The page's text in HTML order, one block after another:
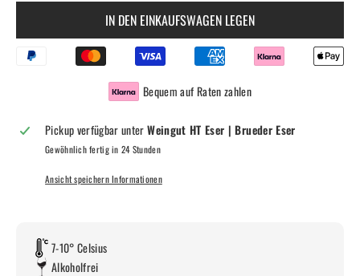
IN DEN EINKAUFSWAGEN LEGEN
Bequem auf Raten zahlen
Pickup verfügbar unterWeingut HT Eser | Brueder Eser
Gewöhnlich fertig in 24 Stunden
Ansicht speichern Informationen
7-10° Celsius
Alkoholfrei